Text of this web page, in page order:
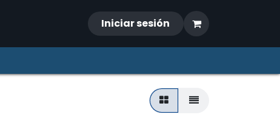
Iniciar sesión